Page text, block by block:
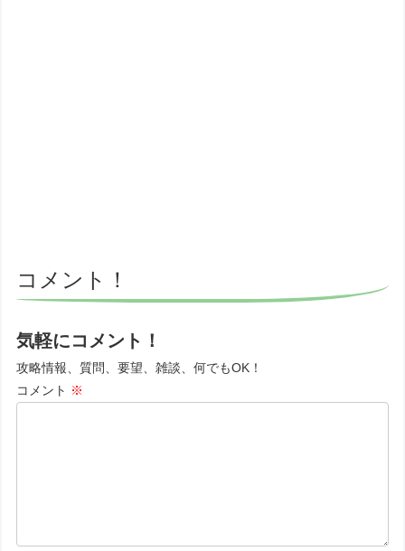
コメント！
気軽にコメント！
攻略情報、質問、要望、雑談、何でもOK！
コメント ※